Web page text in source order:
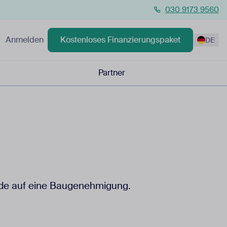
030 9173 9560
Anmelden Kostenloses Finanzierungspaket DE
Partner
auf eine Baugenehmigung.